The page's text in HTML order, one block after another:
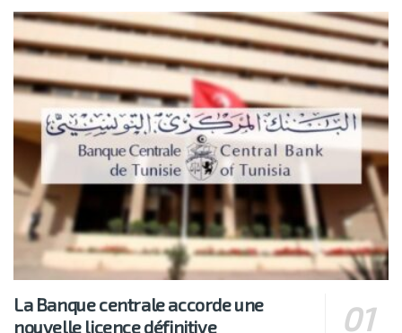
La Banque centrale accorde une
nouvelle licence définitive